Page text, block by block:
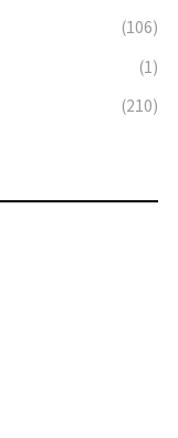
(106)
(1)
(210)